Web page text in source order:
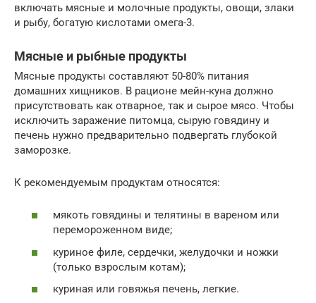
включать мясные и молочные продукты, овощи, злаки
и рыбу, богатую кислотами омега-3.
Мясные и рыбные продукты
Мясные продукты составляют 50-80% питания
домашних хищников. В рационе мейн-куна должно
присутствовать как отварное, так и сырое мясо. Чтобы
исключить заражение питомца, сырую говядину и
печень нужно предварительно подвергать глубокой
заморозке.
К рекомендуемым продуктам относятся:
мякоть говядины и телятины в вареном или
перемороженном виде;
куриное филе, сердечки, желудочки и ножки
(только взрослым котам);
куриная или говяжья печень, легкие.